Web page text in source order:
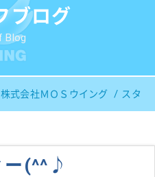
ブログ
Blog
式会社ＭＯＳウイング スタッ
ー(^^♪